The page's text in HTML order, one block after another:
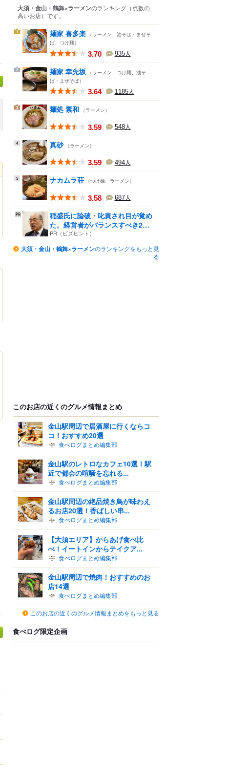
大須・金山・鶴舞×ラーメンのランキング （点数の
高いお店） です。
1 麺家 喜多楽 （ラーメン、油そば・まぜそ
ば、つけ麺）
3.70 935人
2 麺家 幸先坂
（ラーメン、つけ麺、油そ
ば・まぜそば）
3.64 1185人
3 麺処 素和 （ラーメン）
3.59 548人
4 真砂 （ラーメン）
3.59 494人
5 ナカムラ荘 （つけ麺、ラーメン）
3.58 687人
稲盛氏に論破・叱責され目が覚め
た。経営者がバランスすべき2
つ...
PR（ビズヒント）
大須・金山・鶴舞×ラーメンのランキングをもっと見
る
このお店の近くのグルメ情報まとめ
金山駅周辺で居酒屋に行くならコ
コ！おすすめ20選
食べログまとめ編集部
金山駅のレトロなカフェ10選！駅
近で都会の喧騒を忘れる...
食べログまとめ編集部
金山駅周辺の絶品焼き鳥が味わえ
るお店20選！香ばしい串...
食べログまとめ編集部
【大須エリア】からあげ食べ比
べ！イートインからテイクア...
食べログまとめ編集部
金山駅周辺で焼肉！おすすめのお
店14選
食べログまとめ編集部
このお店の近くのグルメ情報まとめをもっと見る
食べログ限定企画